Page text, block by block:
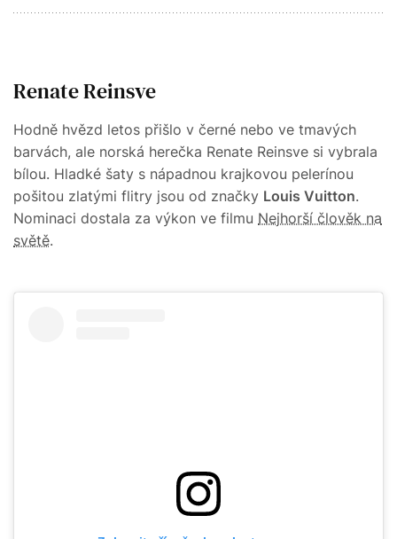
Renate Reinsve
Hodně hvězd letos přišlo v černé nebo ve tmavých
barvách, ale norská herečka Renate Reinsve si vybrala
bílou. Hladké šaty s nápadnou krajkovou pelerínou
pošitou zlatými flitry jsou od značky Louis Vuitton.
Nominaci dostala za výkon ve filmu Nejhorší člověk na
světě.